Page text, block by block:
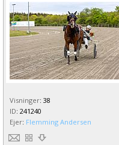
Visninger: 38
ID: 241240
Ejer: Flemming Andersen